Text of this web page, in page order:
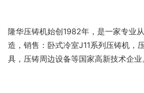
隆华压铸机始创1982年，是一家专业
造 ， 销售 ：卧式冷室J11系列压铸机，
具， 压铸周边设备等国家高新技术企业